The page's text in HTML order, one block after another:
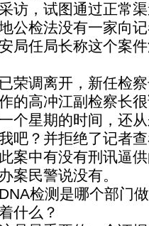
访，试图通过正常
公检法没有一家向
任局长称这个案件
调离开，新任检察
的高冲江副检察长
个星期的时间，还
吧？并拒绝了记者
中有没有刑讯逼供
案民警说没有。
检测是哪个部门做
什么？